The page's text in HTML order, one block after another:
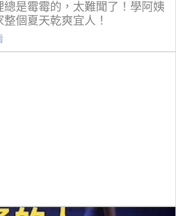
總是霉霉的，太難聞了！學阿姨
個夏天乾爽宜人！